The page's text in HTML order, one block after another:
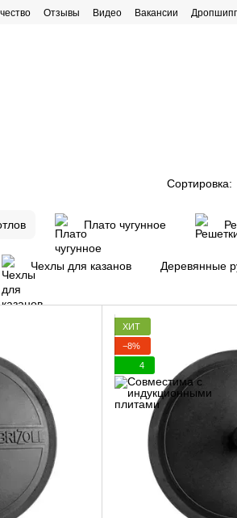
Отзывы Видео Вакансии
Сортировка:
Плато чугунное
Чехлы для казанов Деревянные
ХИТ
−8%
4